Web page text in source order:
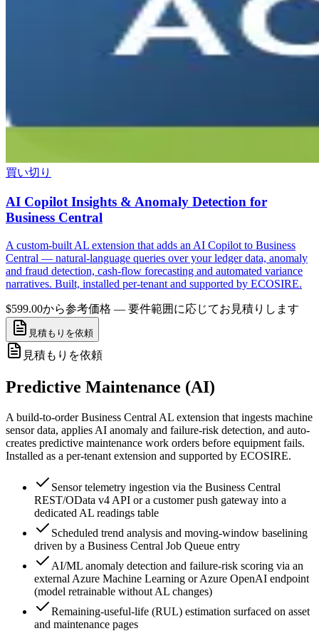
買い切り
AI Copilot Insights & Anomaly Detection for
Business Central
A custom-built AL extension that adds an AI Copilot to Business
Central — natural-language queries over your ledger data, anomaly
and fraud detection, cash-flow forecasting and automated variance
narratives. Built, installed per-tenant and supported by ECOSIRE.
$599.00から参考価格 — 要件範囲に応じてお見積りします
見積もりを依頼
見積もりを依頼
Predictive Maintenance (AI)
A build-to-order Business Central AL extension that ingests machine
sensor data, applies AI anomaly and failure-risk detection, and auto-
creates predictive maintenance work orders before equipment fails.
Installed as a per-tenant extension and supported by ECOSIRE.
Sensor telemetry ingestion via the Business Central
REST/OData v4 API or a customer push gateway into a
dedicated AL readings table
Scheduled trend analysis and moving-window baselining
driven by a Business Central Job Queue entry
AI/ML anomaly detection and failure-risk scoring via an
external Azure Machine Learning or Azure OpenAI endpoint
(model retrainable without AL changes)
Remaining-useful-life (RUL) estimation surfaced on asset
and maintenance pages